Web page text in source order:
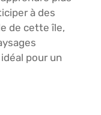
à des
de cette île,
pour un